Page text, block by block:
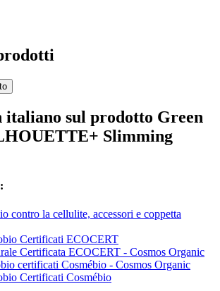
italiano sul prodotto Green
Slimming
contro la cellulite, accessori e coppetta
Certificati ECOCERT
Certificata ECOCERT - Cosmos Organic
certificati Cosmébio - Cosmos Organic
Certificati Cosmébio